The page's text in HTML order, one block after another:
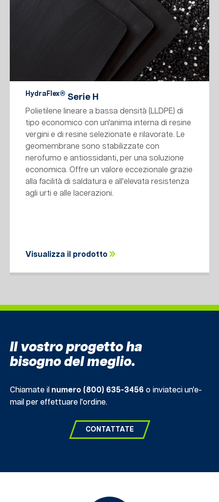
HydraFlex® Serie H
Polietilene lineare a bassa densità (LLDPE) di
tipo economico con un'anima interna di resine
vergini e di resine selezionate e rilavorate. Le
geomembrane sono stabilizzate con
nerofumo e antiossidanti, per una soluzione
economica. Offre un valore eccezionale grazie
alla facilità di saldatura e all'elevata resistenza
agli urti e alle lacerazioni.
Visualizza il prodotto
Il vostro progetto ha
bisogno del meglio.
Chiamate il numero (800) 635-3456 o inviateci un'e-
mail per effettuare l'ordine.
CONTATTATE